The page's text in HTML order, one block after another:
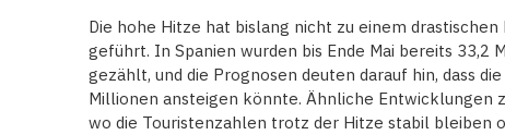
Die hohe Hitze hat bislang nicht zu einem
geführt. In Spanien wurden bis Ende Mai bereits 33,2
gezählt, und die Prognosen deuten darauf hin, dass
Millionen ansteigen könnte. Ähnliche Entwicklungen
wo die Touristenzahlen trotz der Hitze stabil bleiben